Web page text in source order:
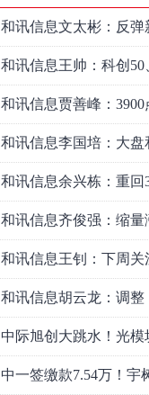
和讯信息文太彬：反弹
情怎么走？
和讯信息王帅：科创
反弹之后，重要防守线
和讯信息贾善峰：3900
主力正在暗中布局！
和讯信息李国培：大盘
转？还是反弹？
和讯信息余兴栋：重回
了吗？
和讯信息齐俊强：缩量
和讯信息王钊：下周关
会
和讯信息胡云龙：调整
中际旭创大跳水！光模
了？
中一签缴款7.54万！宇